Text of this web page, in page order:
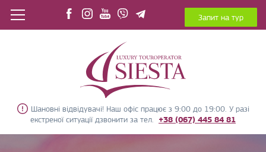
Шановні відвідувачі! Наш офіс працює з 9:00 до 19:00. У разі
екстреної ситуації дзвонити за тел. +38 (067) 445 84 81
Запит на тур